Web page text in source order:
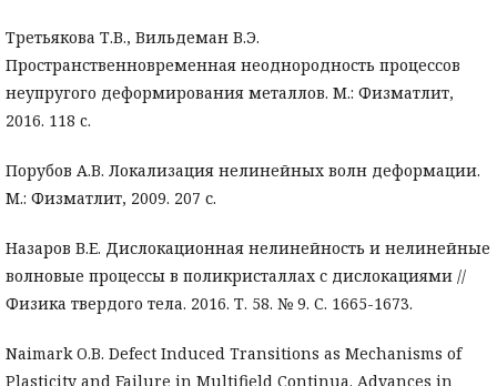
Третьякова Т.В., Вильдеман В.Э.
Пространственновременная неоднородность процессов
неупругого деформирования металлов. М.: Физматлит,
2016. 118 c.
Порубов А.В. Локализация нелинейных волн деформации.
М.: Физматлит, 2009. 207 с.
Назаров В.Е. Дислокационная нелинейность и нелинейные
волновые процессы в поликристаллах с дислокациями //
Физика твердого тела. 2016. Т. 58. № 9. С. 1665-1673.
Naimark O.B. Defect Induced Transitions as Mechanisms of
Plasticity and Failure in Multifield Continua. Advances in